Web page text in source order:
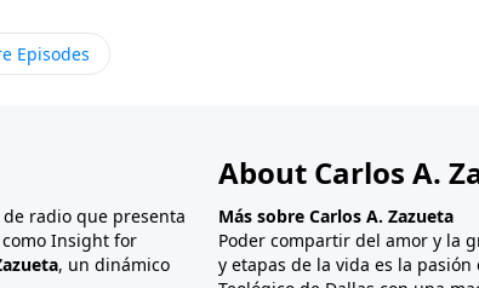
Episodes
radio que presenta
Insight for
, un dinámico
About Carlos A.
Más sobre Carlos A. Zazueta
Poder compartir del amor y la
y etapas de la vida es la